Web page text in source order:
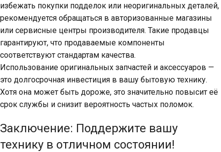
избежать покупки подделок или неоригинальных деталей,
рекомендуется обращаться в авторизованные магазины
или сервисные центры производителя. Такие продавцы
гарантируют, что продаваемые компоненты
соответствуют стандартам качества.
Использование оригинальных запчастей и аксессуаров —
это долгосрочная инвестиция в вашу бытовую технику.
Хотя она может быть дороже, это значительно повысит её
срок службы и снизит вероятность частых поломок.
Заключение: Поддержите вашу
технику в отличном состоянии!